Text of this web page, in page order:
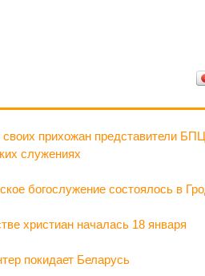
прихожан представители
служениях
богослужение состоялось в
христиан началась 18 января
покидает Беларусь